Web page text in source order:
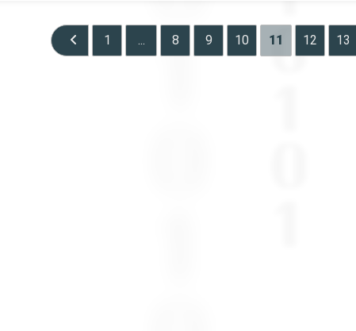
Go to the previous page
1 ... 8 9 10 11 12 13